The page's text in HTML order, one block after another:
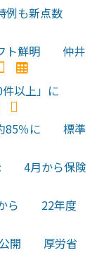
例も新点数
フト鮮明 仲井
件以上」に
約85％に 標準
4月から保険
から 22年度
公開 厚労省